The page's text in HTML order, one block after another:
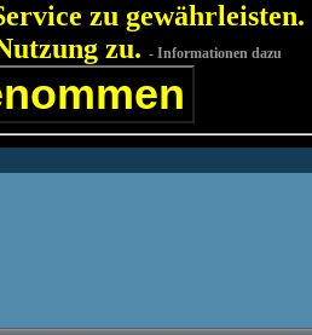
zu gewährleisten.
zu. - Informationen dazu